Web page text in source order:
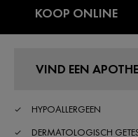
KOOP ONLINE
VIND EEN
HYPOALLERGEEN
DERMATOLOGISCH